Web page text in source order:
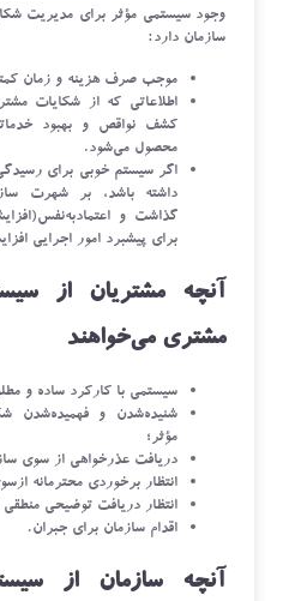
سازمان دارد:
موجب صرف هزینه و زمان
اطلاعاتی که از شکایات
کشف نواقص و بهبود
محصول می‌شود.
اگر سیستم خوبی برای
داشته باشد، بر شهرت
گذاشت و
برای پیشبرد امور اجرایی
آنچه مشتریان از
مشتری می‌خواهند
سیستمی با کارکرد ساده و
شنیده‌شدن و فهمیده‌شدن
مؤثر؛
دریافت عذرخواهی از سوی
انتظار برخوردی محترمانه
انتظار دریافت توضیحی منطقی
اقدام سازمان برای جبران.
آنچه سازمان از